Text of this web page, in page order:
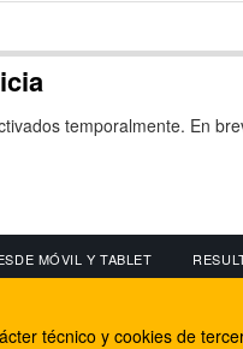
temporalmente. En
MÓVIL Y TABLET
El equipo de
técnico y cookies de